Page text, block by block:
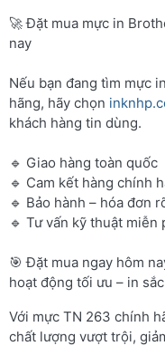
🚀 Đặt mua mực in
nay
Nếu bạn đang tìm mực
hãng, hãy chọn
khách hàng tin dùng.
🔹 Giao hàng toàn quốc
🔹 Cam kết hàng chính
🔹 Bảo hành – hóa đơn
🔹 Tư vấn kỹ thuật miễn
🎯 Đặt mua ngay hôm
hoạt động tối ưu – in
Với mực TN 263 chính
chất lượng vượt trội,